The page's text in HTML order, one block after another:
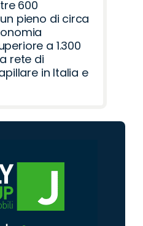
600
pieno di circa
a 1.300
rete di
in Italia e